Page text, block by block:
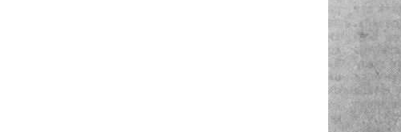
сторонников
Поздно вечером во
в Арканзасе,
Америка
вызовы, с
войны“ и которые